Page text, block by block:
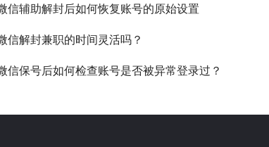
信辅助解封后如何恢复账号的原始设置
信解封兼职的时间灵活吗？
信保号后如何检查账号是否被异常登录过？